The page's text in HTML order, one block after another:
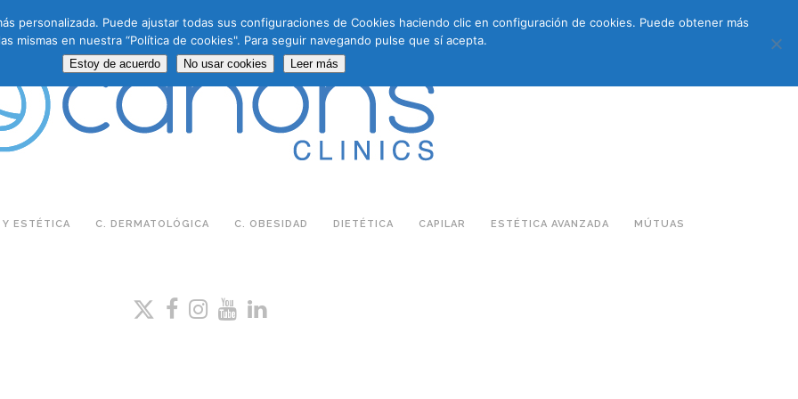
683 27 07 09 683 27 07 09 E-COMMERCE
ESTÉTICA C. DERMATOLÓGICA C. OBESIDAD DIETÉTICA CAPILAR ESTÉTICA AVANZADA MÚTUAS
personalizada. Puede ajustar todas sus configuraciones de Cookies haciendo clic en configuración de cookies. Puede obtener más
mismas en nuestra “Política de cookies". Para seguir navegando pulse que sí acepta.
Estoy de acuerdo No usar cookies Leer más